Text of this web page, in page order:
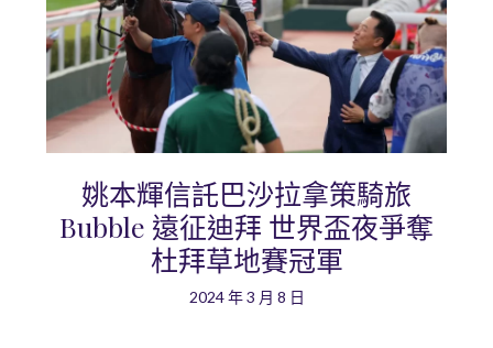
姚本輝信託巴沙拉拿策騎旅
Bubble 遠征迪拜 世界盃夜爭奪
杜拜草地賽冠軍
2024 年 3 月 8 日